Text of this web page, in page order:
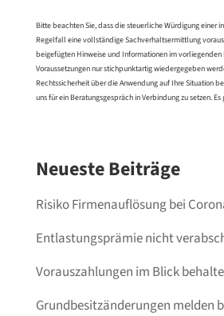
Bitte beachten Sie, dass die steuerliche Würdigung einer
Regelfall eine vollständige Sachverhaltsermittlung
beigefügten Hinweise und Informationen im
Voraussetzungen nur stichpunktartig wiedergegeben
Rechtssicherheit über die Anwendung auf Ihre Situation
uns für ein Beratungsgespräch in Verbindung zu setzen.
Neueste Beiträge
Risiko Firmenauflösung bei
Entlastungsprämie nicht
Vorauszahlungen im Blick
Grundbesitzänderungen melden